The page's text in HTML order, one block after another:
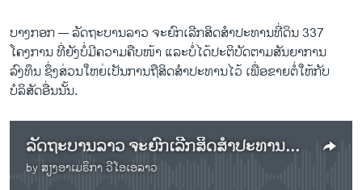
ລາຍງານ
ຕິດຕາມພວກເຮົາ ທີ່
ພາສາຕ່າງໆ
ບາງກອກ —ລັດຖະບານລາວ ຈະຍົກເລີກສິດສໍາປະທານທີ່ດິນ 337
ໂຄງການ ທີ່ຍັງບໍ່ມີຄວາມຄືບໜ້າ ແລະບໍ່ໄດ້ປະຕິບັດຕາມສັນຍາການ
ລົງທຶນ ຊຶ່ງສ່ວນໃຫຍ່ເປັນການຖືສິດສໍາປະທານໄວ້ ເພື່ອຂາຍຕໍ່ໃຫ້ກັບ
ບໍລິສັດອື່ນນັ້ນ.
ລັດຖະບານລາວ ຈະຍົກເລີກສິດສໍາປະທານທີ່ດິນ 337 ໂຄງການ ທີ່ຍັງບໍ່ມີຄວາມຄືບໜ້າ ແລະບໍ່ໄດ້ປະຕິບັດຕາມສັນຍາ
by ສຽງອາເມຣິກາ ວີໂອເອລາວ
No media source currently available